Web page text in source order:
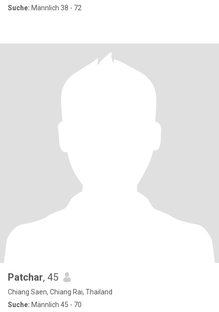
Suche: Männlich 38 - 72
Patchar, 45
Chiang Saen, Chiang Rai, Thailand
Suche: Männlich 45 - 70